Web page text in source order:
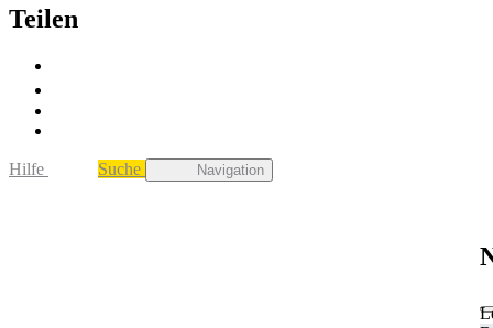
Teilen
Hilfe Suche Navigation